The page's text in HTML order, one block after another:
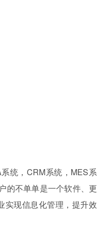
系统，CRM系统，MES系
的不单单是一个软件、更
实现信息化管理，提升效